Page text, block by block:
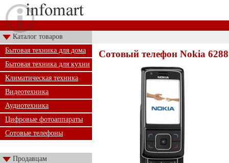
Каталог товаров
Бытовая техника для дома
Бытовая техника для кухни
Климатическая техника
Видеотехника
Аудиотехника
Цифровые фотоаппараты
Сотовые телефоны
Продавцам
Сотовый телефон Nokia 6288